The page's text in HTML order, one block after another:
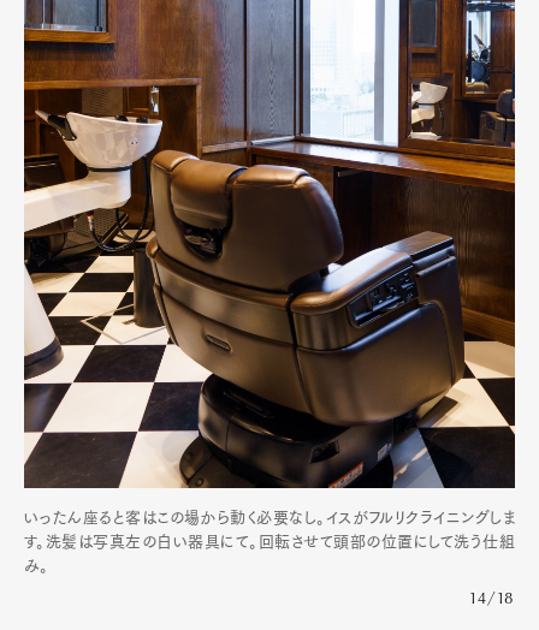
いったん座ると客はこの場から動く必要なし。イスがフルリクライニングしま
す。洗髪は写真左の白い器具にて。回転させて頭部の位置にして洗う仕組
み。
14/18